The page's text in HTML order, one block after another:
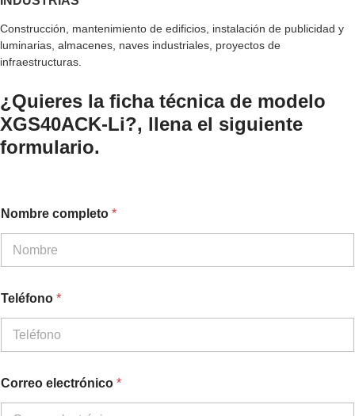
Construcción, mantenimiento de edificios, instalación de publicidad y
luminarias, almacenes, naves industriales, proyectos de
infraestructuras.
¿Quieres la ficha técnica de modelo
XGS40ACK-Li?, llena el siguiente
formulario.
Nombre completo *
Teléfono *
Correo electrónico *